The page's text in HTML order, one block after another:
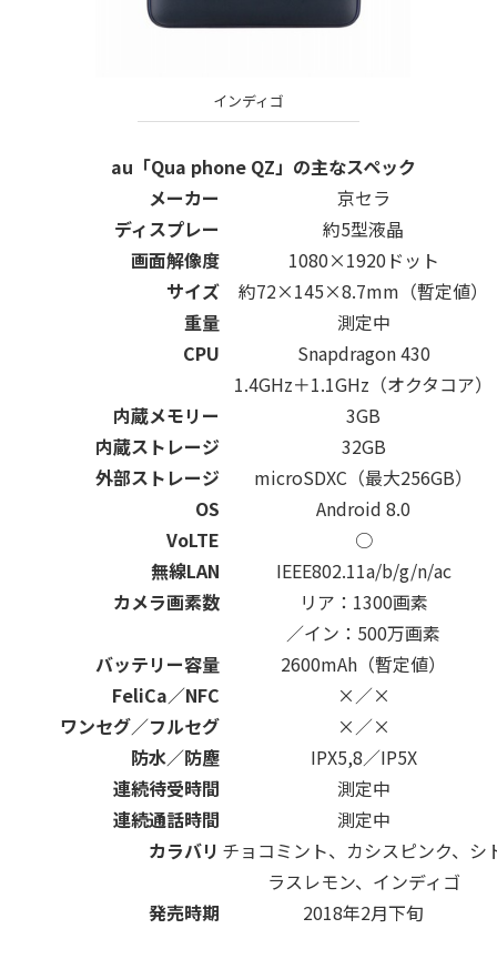
インディゴ
au「Qua phone QZ」の主なスペック
メーカー
京セラ
ディスプレー
約5型液晶
画面解像度
1080×1920ドット
サイズ
約72×145×8.7mm（暫定値）
重量
測定中
CPU
Snapdragon 430
1.4GHz＋1.1GHz（オクタコア）
内蔵メモリー
3GB
内蔵ストレージ
32GB
外部ストレージ
microSDXC（最大256GB）
OS
Android 8.0
VoLTE
○
無線LAN
IEEE802.11a/b/g/n/ac
カメラ画素数
リア：1300画素
／イン：500万画素
バッテリー容量
2600mAh（暫定値）
FeliCa／NFC
×／×
ワンセグ／フルセグ
×／×
防水／防塵
IPX5,8／IP5X
連続待受時間
測定中
連続通話時間
測定中
カラバリ チョコミント、カシスピンク、シ
ラスレモン、インディゴ
発売時期
2018年2月下旬